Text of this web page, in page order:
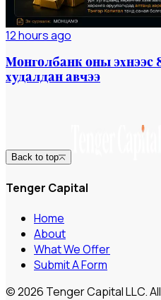
12 hours ago
Монголбанк оны эхнээс
худалдан авчээ
Back to top
Tenger Capital
Home
About
What We Offer
Submit A Form
© 2026 Tenger Capital LLC.